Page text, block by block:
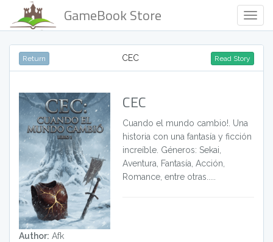
GameBook Store
Return CEC Read Story
CEC
Cuando el mundo cambio!. Una
historia con una fantasía y ficción
increíble. Géneros: Sekai,
Aventura, Fantasía, Acción,
Romance, entre otras.....
Author: Afk